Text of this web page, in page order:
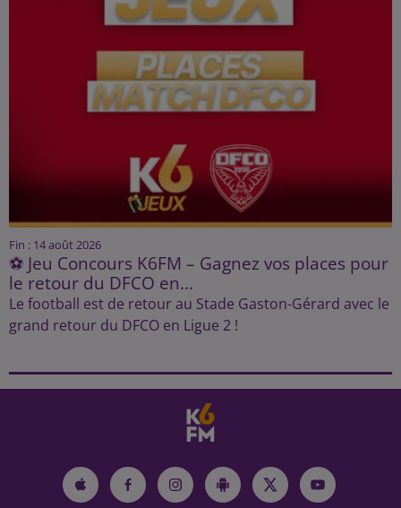
Fin : 14 août 2026
⚽ Jeu Concours K6FM – Gagnez vos places pour
le retour du DFCO en...
Le football est de retour au Stade Gaston-Gérard avec le
grand retour du DFCO en Ligue 2 !